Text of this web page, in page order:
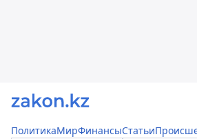
ПолитикаМирФинансыСтатьи